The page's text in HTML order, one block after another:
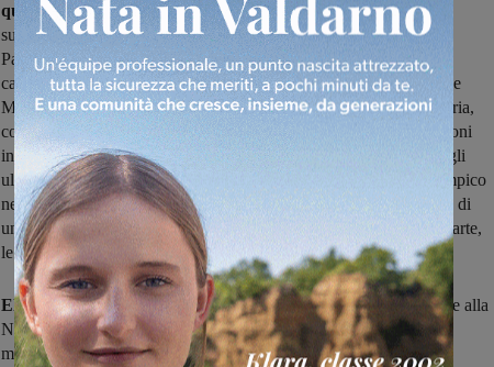
quello che vince e sa anche essere d’esempio, che colleziona
successi e testimonia la sua passione a tutti gli sportivi. Ieri sera il
Panathlon Club Valdarno Superiore ha avuto per ospiti due veri
campioni. Anzi, campionesse: le olimpioniche Elisa Di Francisca e
Martina Grimaldi. La prima, una delle più forti fiorettiste della storia,
con due ori olimpici, sei titoli mondiali e 10 europei tra competizioni
individuali e a squadre vestendo la divisa dell’Italia pigliatutto degli
ultimi anni. La seconda, superstar del nuoto di fondo, bronzo olimpico
nel 2012, campionessa del mondo e d’Europa. Entrambe madrine di
una conviviale tutta dedicata al gruppo sportivo del quale fanno parte,
le Fiamme Oro della Polizia di Stato.
Elisa Di Francisca ha fatto la storia dello sport italiano insieme alla
Nazionale di scherma che negli ultimi anni ha dominato tutte le
maggiori competizioni internazionali. Indimenticabile il suo oro